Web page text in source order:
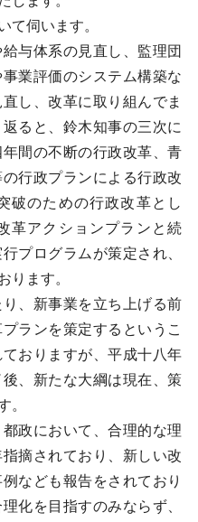
伺います。
与体系の見直し、監理団
業評価のシステム構築な
し、改革に取り組んでま
ると、鈴木知事の三次に
間の不断の行政改革、青
行政プランによる行政改
破のための行政改革とし
革アクションプランと続
プログラムが策定され、
ります。
、新事業を立ち上げる前
ランを策定するというこ
おりますが、平成十八年
、新たな大綱は現在、策
。
政において、合理的な理
摘されており、新しい改
なども報告をされており
化を目指すのみならず、